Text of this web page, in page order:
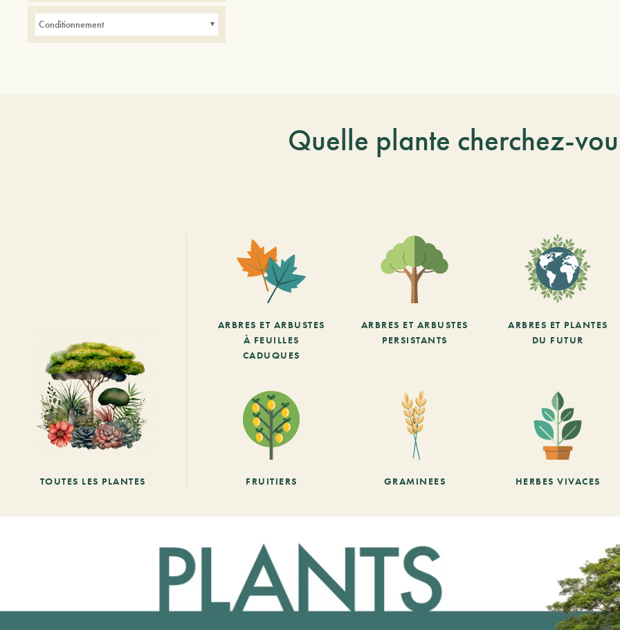
Conditionnement
Quelle plante cherchez-
TOUTES LES PLANTES
ARBRES ET ARBUSTES
À FEUILLES
CADUQUES
ARBRES ET ARBUSTES
PERSISTANTS
ARBRES ET PLANTES
DU FUTUR
FRUITIERS GRAMINEES HERBES VIVACES